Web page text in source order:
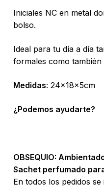
Iniciales NC en metal
bolso.
Ideal para tu día a día
formales como también
Medidas: 24x18x5cm
¿Podemos ayudarte?
OBSEQUIO:
Sachet perfumado
En todos los pedidos